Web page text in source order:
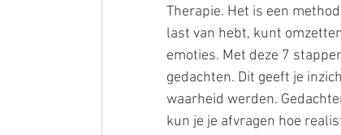
Therapie. Het is een
last van hebt, kunt
emoties. Met deze 7
gedachten. Dit geeft je
waarheid werden.
kun je je afvragen hoe